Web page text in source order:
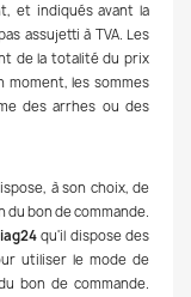
et indiqués avant la
assujetti à TVA. Les
de la totalité du prix
moment, les sommes
des arrhes ou des
à son choix, de
du bon de commande.
qu'il dispose des
utiliser le mode de
bon de commande.